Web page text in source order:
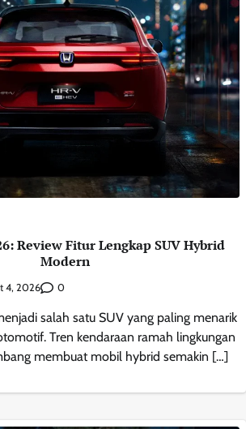
Review Fitur Lengkap SUV Hybrid
Modern
4, 2026 0
salah satu SUV yang paling menarik
Tren kendaraan ramah lingkungan
membuat mobil hybrid semakin […]